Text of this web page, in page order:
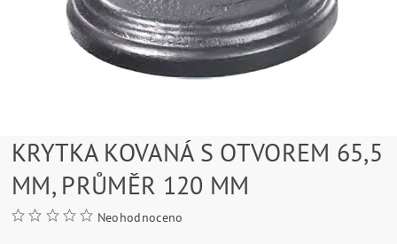
KRYTKA KOVANÁ S OTVOREM 65,5
MM, PRŮMĚR 120 MM
Neohodnoceno